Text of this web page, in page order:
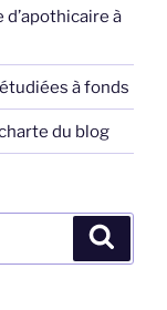
à
à fonds
du blog